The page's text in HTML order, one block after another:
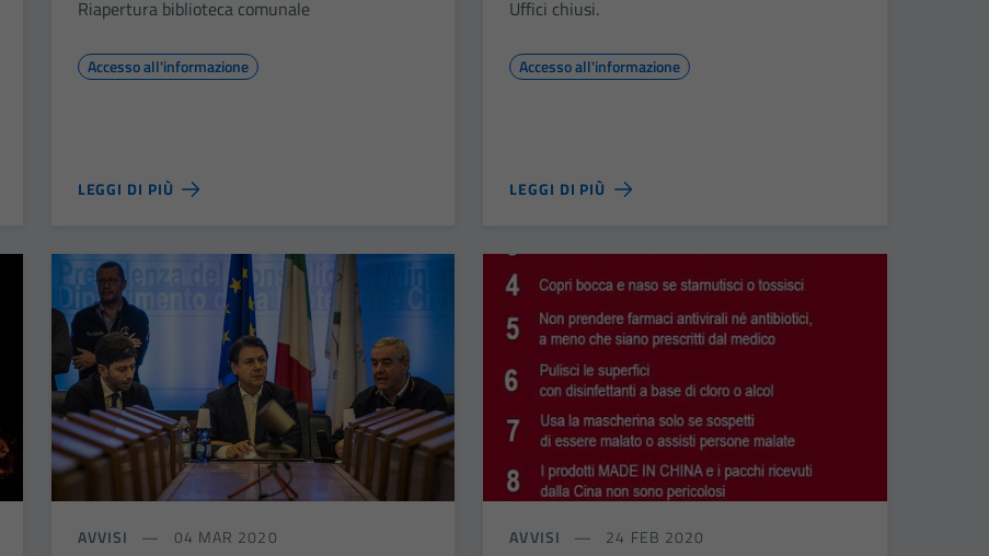
Riapertura biblioteca comunale
Accesso all'informazione
LEGGI DI PIÙ
Uffici chiusi.
Accesso all'informazione
LEGGI DI PIÙ
AVVISI 04 MAR 2020 AVVISI 24 FEB 2020